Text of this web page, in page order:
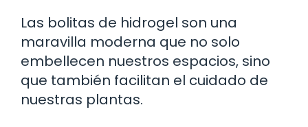
Las bolitas de hidrogel son una
maravilla moderna que no solo
embellecen nuestros espacios, sino
que también facilitan el cuidado de
nuestras plantas.